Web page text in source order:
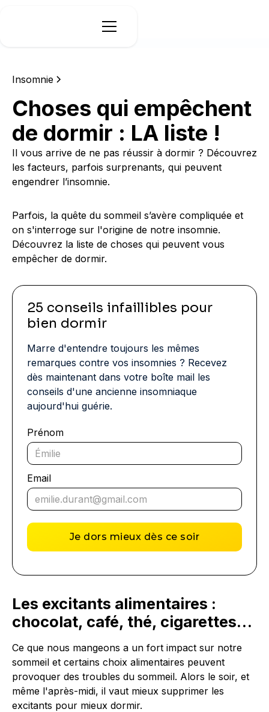
Insomnie
Choses qui empêchent
de dormir : LA liste !
Il vous arrive de ne pas réussir à dormir ? Découvrez
les facteurs, parfois surprenants, qui peuvent
engendrer l’insomnie.
Parfois, la quête du sommeil s’avère compliquée et
on s'interroge sur l'origine de notre insomnie.
Découvrez la liste de choses qui peuvent vous
empêcher de dormir.
25 conseils infaillibles pour
bien dormir
Marre d'entendre toujours les mêmes
remarques contre vos insomnies ? Recevez
dès maintenant dans votre boîte mail les
conseils d'une ancienne insomniaque
aujourd'hui guérie.
Prénom
Email
Les excitants alimentaires :
chocolat, café, thé, cigarettes…
Ce que nous mangeons a un fort impact sur notre
sommeil et certains choix alimentaires peuvent
provoquer des troubles du sommeil. Alors le soir, et
même l'après-midi, il vaut mieux supprimer les
excitants pour mieux dormir.